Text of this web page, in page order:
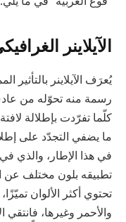
الآيلاينر
يُعرَف الآيلاينر بالتأثير
رسمة منه تحوّله من
كلّما تفرّدت بإطلالة
ما يضفي التجدّد على
في هذا الإطار، والذي
تطبيقه بلون مختلف عن
تحتوي أكثر الألوان
والأحمر وغيرها، فانتقي